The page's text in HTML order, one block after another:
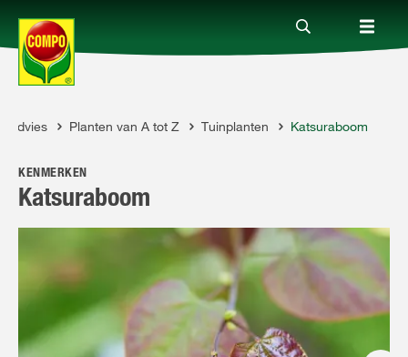
Producten
Advies
Tot je dienst
Advies Planten van A tot Z Tuinplanten Katsuraboom
KENMERKEN
Katsuraboom